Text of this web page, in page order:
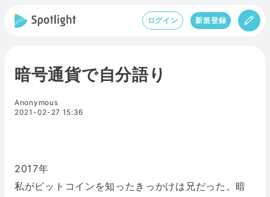
ログイン 新規登録
暗号通貨で自分語り
Anonymous
2021-02-27 15:36
2017年
私がビットコインを知ったきっかけは兄だった。暗